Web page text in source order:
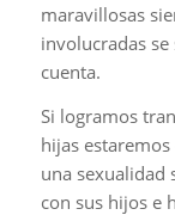
maravillosas
involucradas
cuenta.
Si logramos
hijas
una sexualidad
con sus hijos e